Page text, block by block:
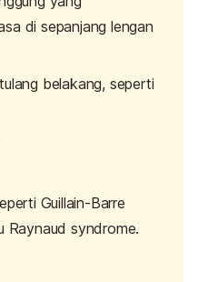
di sepanjang lengan
belakang, seperti
Guillain-Barre
Raynaud syndrome.